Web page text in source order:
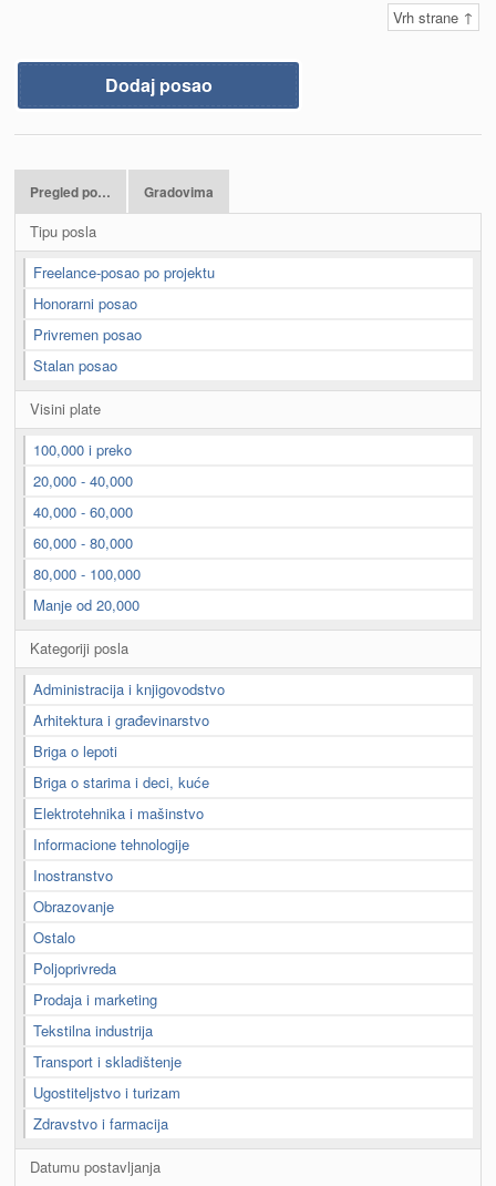
Vrh strane ↑
Dodaj posao
Pregled po… Gradovima
Tipu posla
Freelance-posao po projektu
Honorarni posao
Privremen posao
Stalan posao
Visini plate
100,000 i preko
20,000 - 40,000
40,000 - 60,000
60,000 - 80,000
80,000 - 100,000
Manje od 20,000
Kategoriji posla
Administracija i knjigovodstvo
Arhitektura i građevinarstvo
Briga o lepoti
Briga o starima i deci, kuće
Elektrotehnika i mašinstvo
Informacione tehnologije
Inostranstvo
Obrazovanje
Ostalo
Poljoprivreda
Prodaja i marketing
Tekstilna industrija
Transport i skladištenje
Ugostiteljstvo i turizam
Zdravstvo i farmacija
Datumu postavljanja